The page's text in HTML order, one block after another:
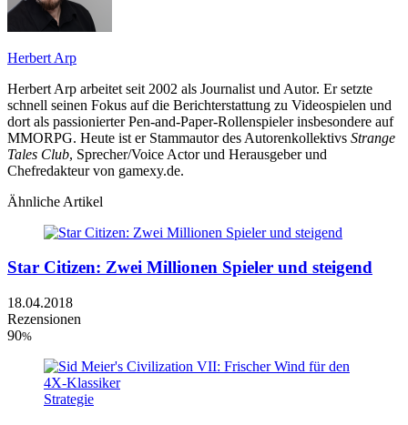
Herbert Arp
Herbert Arp arbeitet seit 2002 als Journalist und Autor. Er setzte
schnell seinen Fokus auf die Berichterstattung zu Videospielen und
dort als passionierter Pen-and-Paper-Rollenspieler insbesondere auf
MMORPG. Heute ist er Stammautor des Autorenkollektivs Strange
Tales Club, Sprecher/Voice Actor und Herausgeber und
Chefredakteur von gamexy.de.
Ähnliche Artikel
Star Citizen: Zwei Millionen Spieler und steigend
18.04.2018
Rezensionen
90%
Strategie